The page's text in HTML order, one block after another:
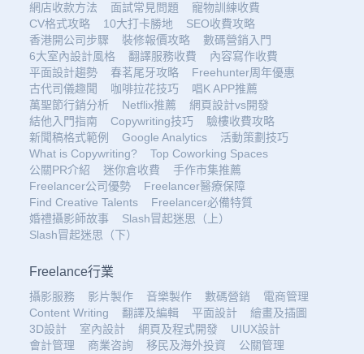
網店收款方法
面試常見問題
寵物訓練收費
CV格式攻略
10大打卡勝地
SEO收費攻略
香港開公司步驟
裝修報價攻略
數碼營銷入門
6大室內設計風格
翻譯服務收費
內容寫作收費
平面設計趨勢
春茗尾牙攻略
Freehunter周年優惠
古代司儀趣聞
咖啡拉花技巧
唱K APP推薦
萬聖節行銷分析
Netflix推薦
網頁設計vs開發
結他入門指南
Copywriting技巧
驗樓收費攻略
新聞稿格式範例
Google Analytics
活動策劃技巧
What is Copywriting?
Top Coworking Spaces
公關PR介紹
迷你倉收費
手作市集推薦
Freelancer公司優勢
Freelancer醫療保障
Find Creative Talents
Freelancer必備特質
婚禮攝影師故事
Slash冒起迷思（上）
Slash冒起迷思（下）
Freelance行業
攝影服務 影片製作 音樂製作 數碼營銷
電商管理
Content Writing
翻譯及編輯 平面設計
繪畫及插圖
3D設計
室內設計 網頁及程式開發
UIUX設計
會計管理
商業咨詢 移民及海外投資
公關管理